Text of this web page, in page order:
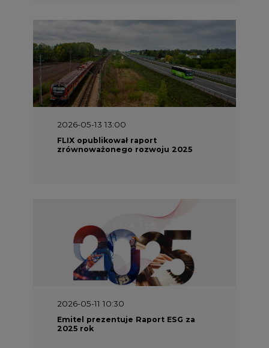
2026-05-13 13:00
FLIX opublikował raport
zrównoważonego rozwoju 2025
2026-05-11 10:30
Emitel prezentuje Raport ESG za
2025 rok